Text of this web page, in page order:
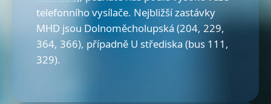
telefonního vysílače. Nejbližší zastávky
MHD jsou Dolnoměcholupská (204, 229,
364, 366), případně U střediska (bus 111,
329).